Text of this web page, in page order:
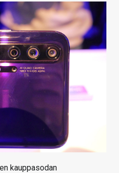
kauppasodan